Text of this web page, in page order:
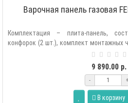
Варочная панель газовая
Комплектация – плита-панель,
конфорок (2 шт.), комплект монтажных
9 890.00 р.
- +
В корзину